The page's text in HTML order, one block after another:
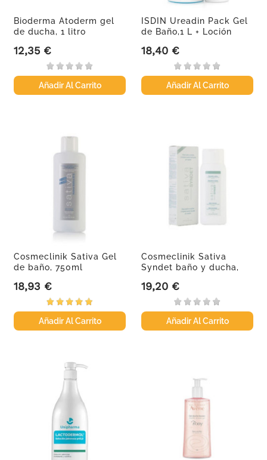
Bioderma Atoderm gel
de ducha, 1 litro
Precio
12,35 €
Añadir Al Carrito
ISDIN Ureadin Pack Gel
de Baño,1 L + Loción
Precio
18,40 €
Añadir Al Carrito
Cosmeclinik Sativa Gel
de baño, 750ml
Precio
18,93 €
Añadir Al Carrito
Cosmeclinik Sativa
Syndet baño y ducha,
Precio
19,20 €
Añadir Al Carrito